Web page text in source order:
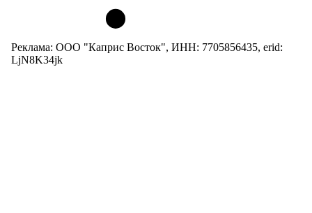
Реклама: ООО "Каприс Восток", ИНН: 7705856435, erid:
LjN8K34jk